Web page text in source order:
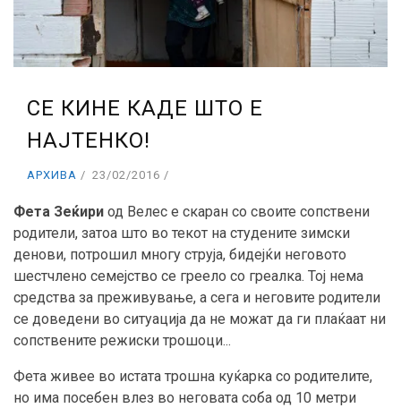
СЕ КИНЕ КАДЕ ШТО Е
НАЈТЕНКО!
АРХИВА 23/02/2016
Фета Зеќири од Велес е скаран со своите сопствени
родители, затоа што во текот на студените зимски
денoви, потрошил многу струја, бидејќи неговото
шестчлено семејство се греело со греалка. Тој нема
средства за преживување, а сега и неговите родители
се доведени во ситуација да не можат да ги плаќаат ни
сопствените режиски трошоци...
Фета живее во истата трошна куќарка со родителите,
но има посебен влез во неговата соба од 10 метри